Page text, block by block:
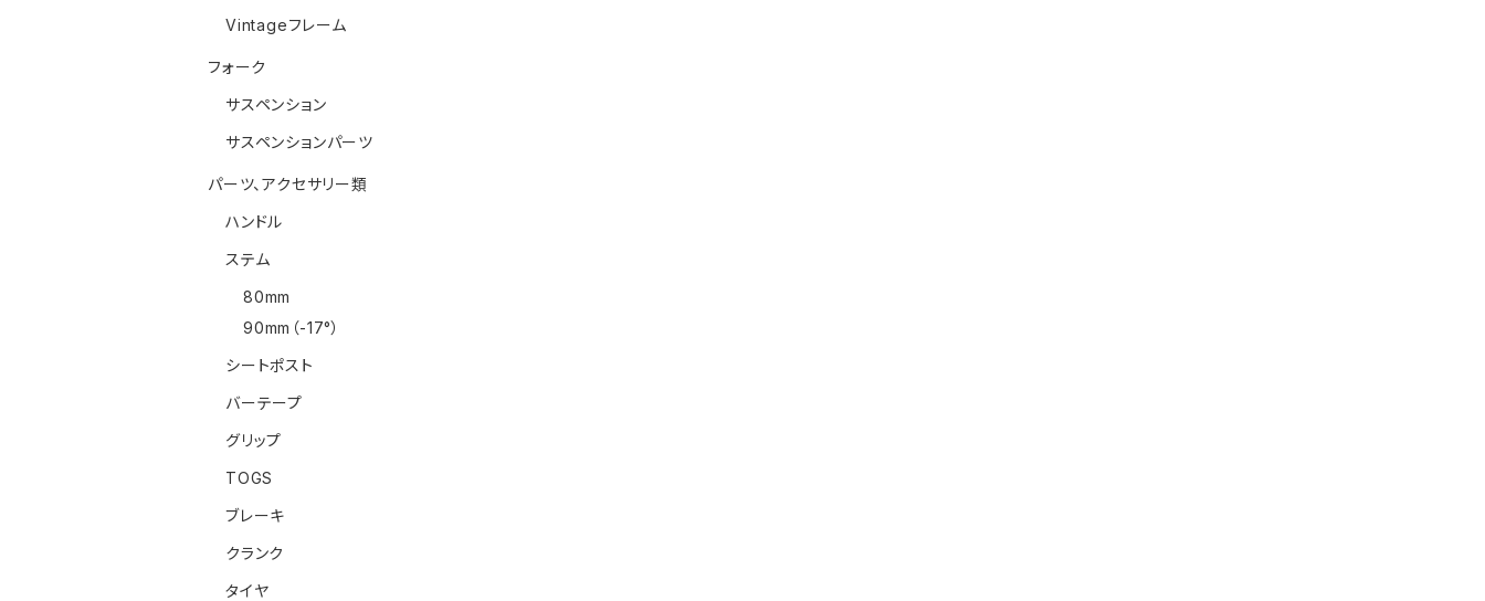
Vintageフレーム
フォーク
サスペンション
サスペンションパーツ
パーツ、アクセサリー類
ハンドル
ステム
80mm
90mm（-17°）
シートポスト
バーテープ
グリップ
TOGS
ブレーキ
クランク
タイヤ